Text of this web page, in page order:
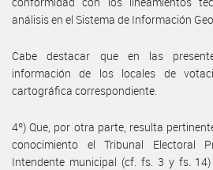
análisis en el Sistema de Información
Cabe destacar que en las
información de los locales de
cartográfica correspondiente.
4º) Que, por otra parte, resulta
conocimiento el Tribunal Electoral
Intendente municipal (cf. fs. 3 y fs.